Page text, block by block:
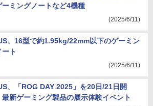
ーミングノートなど4機種
(2025/6/11)
、16型で約1.95kg/22mm以下のゲーミン
ート
(2025/6/11)
、「ROG DAY 2025」を20日/21日開
最新ゲーミング製品の展示体験イベント